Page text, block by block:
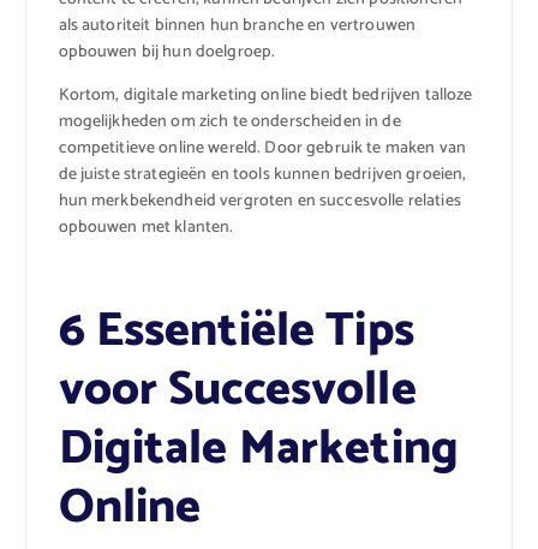
als autoriteit binnen hun branche en vertrouwen
opbouwen bij hun doelgroep.
Kortom, digitale marketing online biedt bedrijven talloze
mogelijkheden om zich te onderscheiden in de
competitieve online wereld. Door gebruik te maken van
de juiste strategieën en tools kunnen bedrijven groeien,
hun merkbekendheid vergroten en succesvolle relaties
opbouwen met klanten.
6 Essentiële Tips
voor Succesvolle
Digitale Marketing
Online